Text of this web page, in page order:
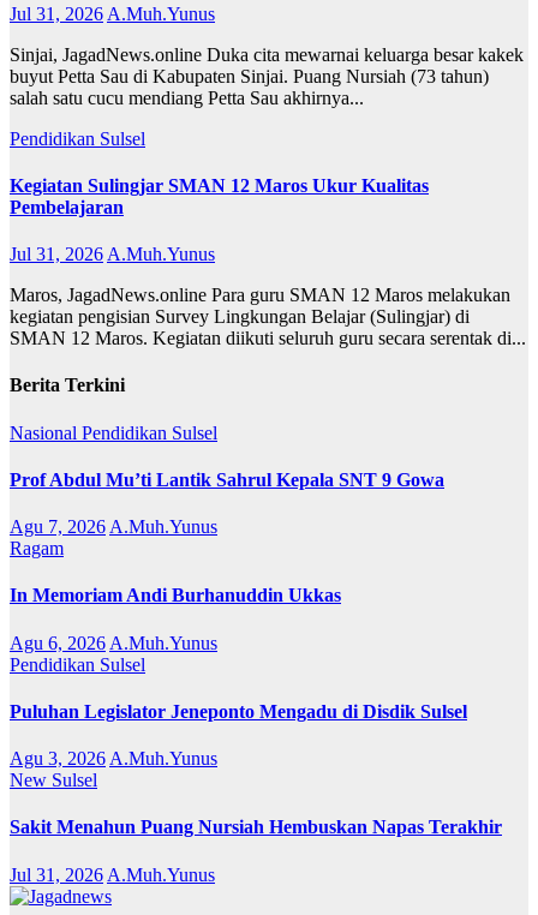
Jul 31, 2026 A.Muh.Yunus
Sinjai, JagadNews.online Duka cita mewarnai keluarga besar kakek
buyut Petta Sau di Kabupaten Sinjai. Puang Nursiah (73 tahun)
salah satu cucu mendiang Petta Sau akhirnya...
Pendidikan Sulsel
Kegiatan Sulingjar SMAN 12 Maros Ukur Kualitas
Pembelajaran
Jul 31, 2026 A.Muh.Yunus
Maros, JagadNews.online Para guru SMAN 12 Maros melakukan
kegiatan pengisian Survey Lingkungan Belajar (Sulingjar) di
SMAN 12 Maros. Kegiatan diikuti seluruh guru secara serentak di...
Berita Terkini
Nasional Pendidikan Sulsel
Prof Abdul Mu’ti Lantik Sahrul Kepala SNT 9 Gowa
Agu 7, 2026 A.Muh.Yunus
Ragam
In Memoriam Andi Burhanuddin Ukkas
Agu 6, 2026 A.Muh.Yunus
Pendidikan Sulsel
Puluhan Legislator Jeneponto Mengadu di Disdik Sulsel
Agu 3, 2026 A.Muh.Yunus
New Sulsel
Sakit Menahun Puang Nursiah Hembuskan Napas Terakhir
Jul 31, 2026 A.Muh.Yunus